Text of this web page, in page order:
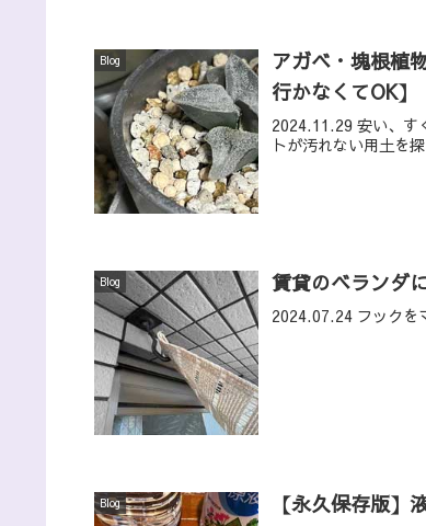
Blog
アガベ・塊根植
行かなくてOK】
2024.11.29 安い、す
トが汚れない用土を探
Blog 賃貸のベランダ
2024.07.24 フックを
Blog 【永久保存版】